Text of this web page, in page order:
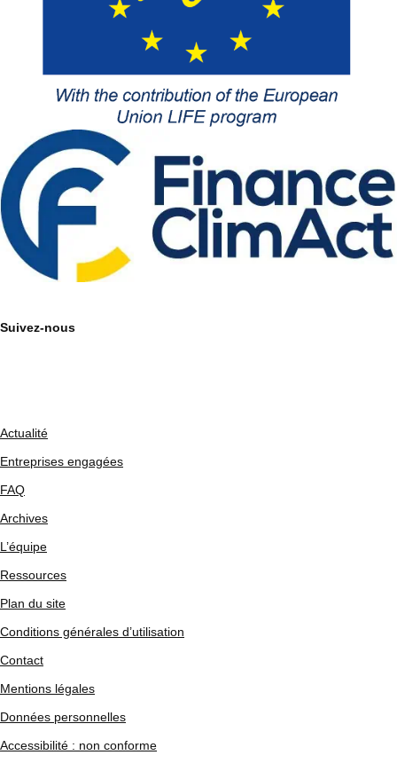
Suivez-nous
Actualité
Entreprises engagées
FAQ
Archives
L’équipe
Ressources
Plan du site
Conditions générales d’utilisation
Contact
Mentions légales
Données personnelles
Accessibilité : non conforme